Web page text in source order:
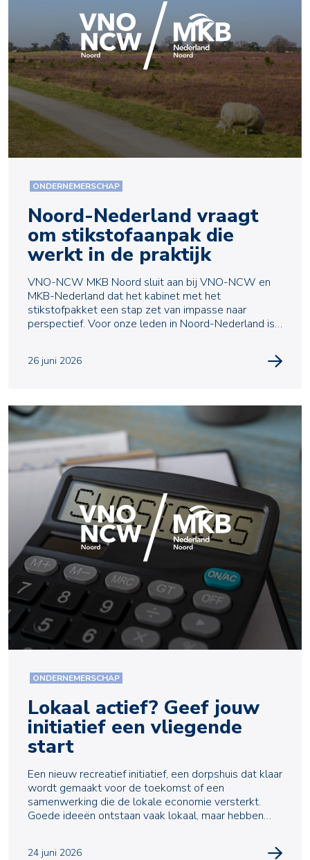
ONDERNEMERSCHAP
Noord-Nederland vraagt
om stikstofaanpak die
werkt in de praktijk
VNO-NCW MKB Noord sluit aan bij VNO-NCW en
MKB-Nederland dat het kabinet met het
stikstofpakket een stap zet van impasse naar
perspectief. Voor onze leden in Noord-Nederland is
26 juni 2026
ONDERNEMERSCHAP
Lokaal actief? Geef jouw
initiatief een vliegende
start
Een nieuw recreatief initiatief, een dorpshuis dat klaar
wordt gemaakt voor de toekomst of een
samenwerking die de lokale economie versterkt.
Goede ideeën ontstaan vaak lokaal, maar hebben
24 juni 2026